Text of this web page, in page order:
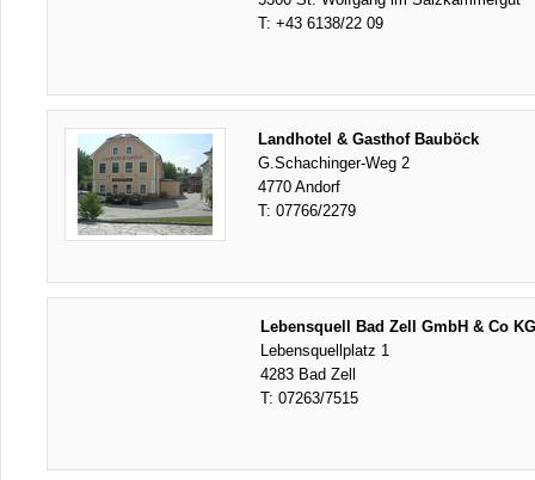
T: +43 6138/22 09
Landhotel & Gasthof Bauböck
G.Schachinger-Weg 2
4770 Andorf
T: 07766/2279
Lebensquell Bad Zell GmbH & Co
Lebensquellplatz 1
4283 Bad Zell
T: 07263/7515